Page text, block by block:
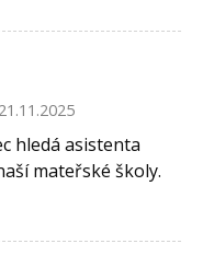
hledá asistenta
mateřské školy.